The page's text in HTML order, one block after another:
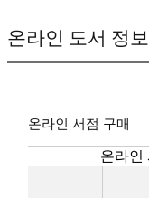
온라인 도서 정보
온라인 서점 구매
온라인